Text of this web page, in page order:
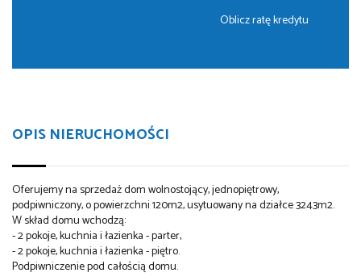
Oblicz ratę kredytu
OPIS NIERUCHOMOŚCI
Oferujemy na sprzedaż dom wolnostojący, jednopiętrowy,
podpiwniczony, o powierzchni 120m2, usytuowany na działce 3243m2.
W skład domu wchodzą:
- 2 pokoje, kuchnia i łazienka - parter,
- 2 pokoje, kuchnia i łazienka - piętro.
Podpiwniczenie pod całością domu.